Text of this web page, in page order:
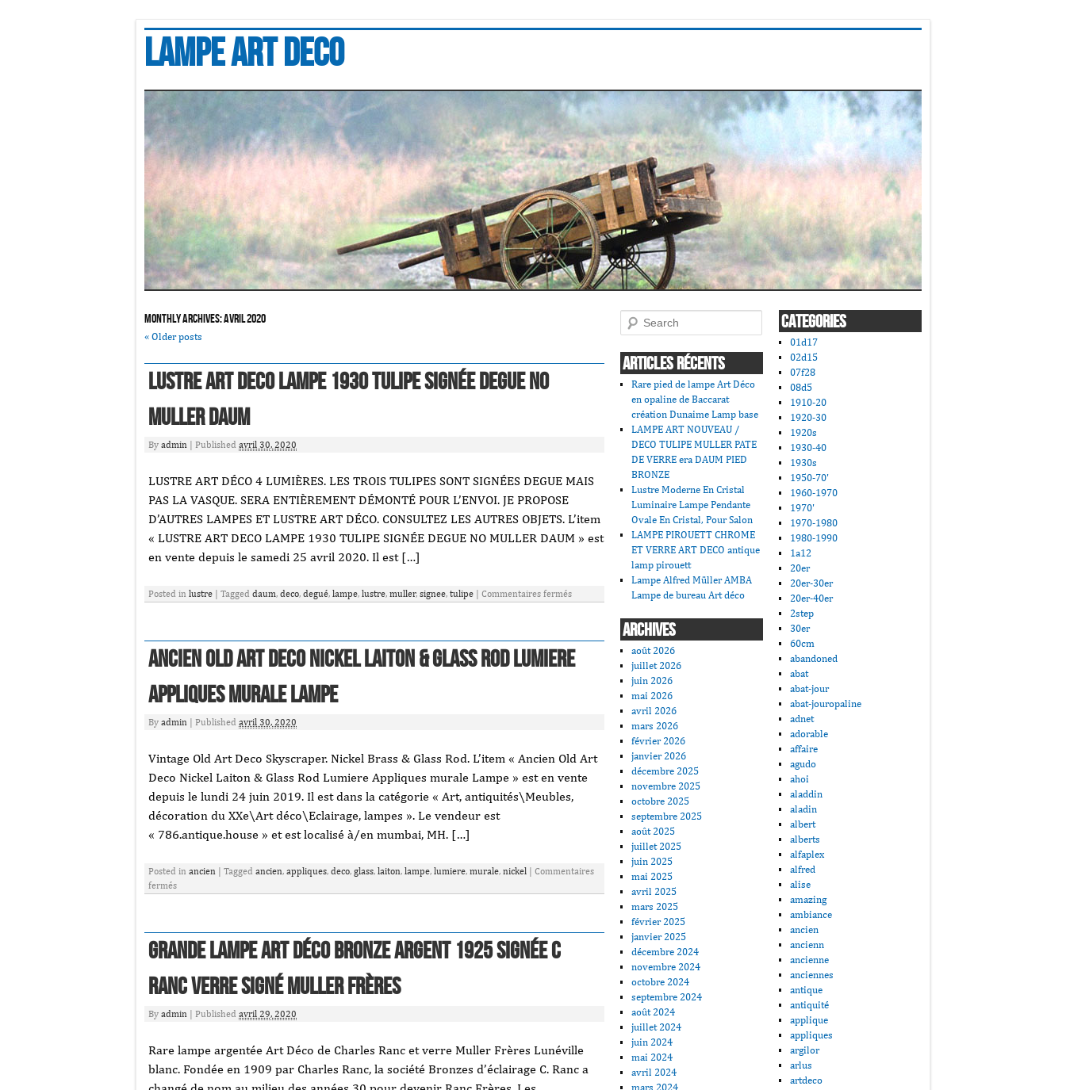
Lampe art deco
Monthly Archives:avril 2020
« Older posts
Lustre Art Deco Lampe 1930 Tulipe Signée Degue No
Muller Daum
By admin Published avril 30, 2020
LUSTRE ART DÉCO 4 LUMIÈRES. LES TROIS TULIPES SONT SIGNÉES DEGUE MAIS
PAS LA VASQUE. SERA ENTIÈREMENT DÉMONTÉ POUR L’ENVOI. JE PROPOSE
D’AUTRES LAMPES ET LUSTRE ART DÉCO. CONSULTEZ LES AUTRES OBJETS. L’item
« LUSTRE ART DECO LAMPE 1930 TULIPE SIGNÉE DEGUE NO MULLER DAUM » est
en vente depuis le samedi 25 avril 2020. Il est […]
Posted in lustre Tagged daum, deco, degué, lampe, lustre, muller, signee, tulipe Commentaires fermés
Ancien Old Art Deco Nickel Laiton & Glass Rod Lumiere
Appliques murale Lampe
By admin Published avril 30, 2020
Vintage Old Art Deco Skyscraper. Nickel Brass & Glass Rod. L’item « Ancien Old Art
Deco Nickel Laiton & Glass Rod Lumiere Appliques murale Lampe » est en vente
depuis le lundi 24 juin 2019. Il est dans la catégorie « Art, antiquités\Meubles,
décoration du XXe\Art déco\Eclairage, lampes ». Le vendeur est
« 786.antique.house » et est localisé à/en mumbai, MH. […]
Posted in ancien Tagged ancien, appliques, deco, glass, laiton, lampe, lumiere, murale, nickel
Commentaires
fermés
Grande lampe Art déco bronze argent 1925 signée C
Ranc verre signé Muller Frères
By admin Published avril 29, 2020
Rare lampe argentée Art Déco de Charles Ranc et verre Muller Frères Lunéville
blanc. Fondée en 1909 par Charles Ranc, la société Bronzes d’éclairage C. Ranc a
Search
ARTICLES RÉCENTS
Rare pied de lampe Art Déco
en opaline de Baccarat
création Dunaime Lamp base
LAMPE ART NOUVEAU /
DECO TULIPE MULLER PATE
DE VERRE era DAUM PIED
BRONZE
Lustre Moderne En Cristal
Luminaire Lampe Pendante
Ovale En Cristal, Pour Salon
LAMPE PIROUETT CHROME
ET VERRE ART DECO antique
lamp pirouett
Lampe Alfred Müller AMBA
Lampe de bureau Art déco
ARCHIVES
août 2026
juillet 2026
juin 2026
mai 2026
avril 2026
mars 2026
février 2026
janvier 2026
décembre 2025
novembre 2025
octobre 2025
septembre 2025
août 2025
juillet 2025
juin 2025
mai 2025
avril 2025
mars 2025
février 2025
janvier 2025
décembre 2024
novembre 2024
octobre 2024
septembre 2024
août 2024
juillet 2024
juin 2024
mai 2024
avril 2024
mars 2024
CATEGORIES
01d17
02d15
07f28
08d5
1910-20
1920-30
1920s
1930-40
1930s
1950-70'
1960-1970
1970'
1970-1980
1980-1990
1a12
20er
20er-30er
20er-40er
2step
30er
60cm
abandoned
abat
abat-jour
abat-jouropaline
adnet
adorable
affaire
agudo
ahoi
aladdin
aladin
albert
alberts
alfaplex
alfred
alise
amazing
ambiance
ancien
ancienn
ancienne
anciennes
antique
antiquité
applique
appliques
argilor
arlus
artdeco